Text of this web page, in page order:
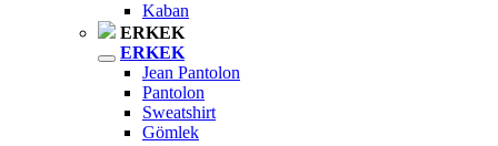
Kaban
ERKEK
ERKEK
Jean Pantolon
Pantolon
Sweatshirt
Gömlek